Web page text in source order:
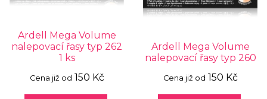
Ardell Mega Volume
nalepovací řasy typ 262
1 ks
Cena již od 150 Kč
Ardell Mega Volume
nalepovací řasy typ 260
Cena již od 150 Kč